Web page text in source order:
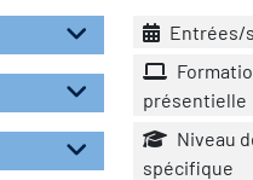
Entrées/
présentielle
Niveau
spécifique